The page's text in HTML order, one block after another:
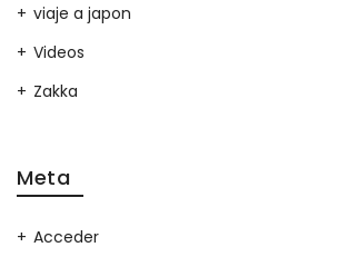
viaje a japon
Videos
Zakka
Meta
Acceder